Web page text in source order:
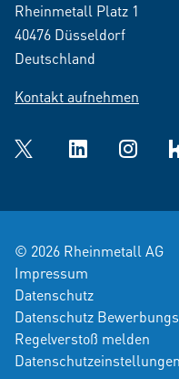
Rheinmetall Platz 1
40476 Düsseldorf
Deutschland
Kontakt aufnehmen
Twitter LinkedIn
© 2026 Rheinmetall AG
Impressum
Datenschutz
Datenschutz
Regelverstoß melden
Datenschutzeinstellungen